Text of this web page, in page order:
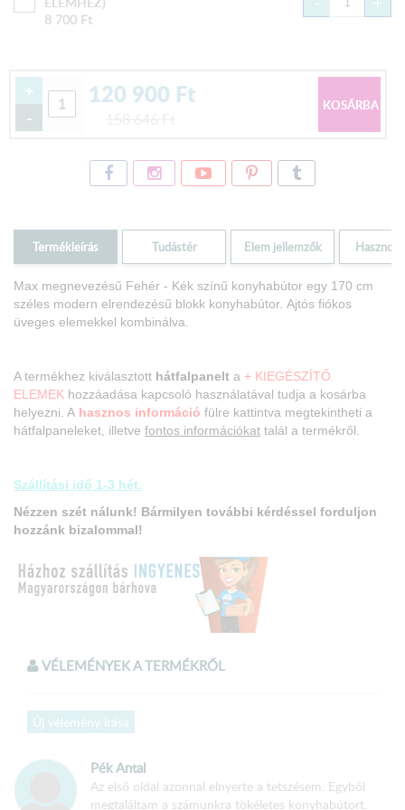
8 700 Ft
+
-
120 900 Ft
Termékleírás Tudástér Elem jellemzők Hasznos
Max megnevezésű Fehér - Kék színű konyhabútor egy 170 cm
széles modern elrendezésű blokk konyhabútor. Ajtós fiókos
üveges elemekkel kombinálva.
A termékhez kiválasztott hátfalpanelt a + KIEGÉSZÍTŐ
ELEMEK hozzáadása kapcsoló használatával tudja a kosárba
helyezni. A hasznos információ fülre kattintva megtekintheti a
hátfalpaneleket, illetve fontos információkat talál a termékről.
Szállítási idő 1-3 hét.
Nézzen szét nálunk! Bármilyen további kérdéssel forduljon
hozzánk bizalommal!
A termékösszeszereltállapotban kerül kiszállításra!
Méretek:
Alsó elemsor hossza: 120 cm
Felső elemsor hossza: 170 cm
VÉLEMÉNYEK A TERMÉKRŐL
Új vélemény írása
Pék Antal
Az első oldal azonnal elnyerte a tetszésem. Egyből
megtaláltam a számunkra tökéletes konyhabútort.